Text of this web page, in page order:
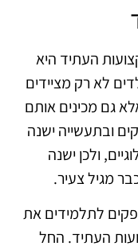
העתיד היא
לא רק מציידים
גם מכינים אותם
ובתעשייה ישנה
ולכן ישנה
מגיל צעיר.
לתלמידים את
העתיד. החל